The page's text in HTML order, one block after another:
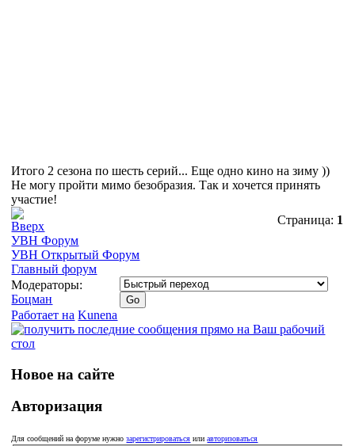
Итого 2 сезона по шесть серий... Еще одно кино на зиму))
Не могу пройти мимо безобразия. Так и хочется принять
участие!
Страница: 1
УВН Форум
УВН Открытый Форум
Главный форум
Модераторы:
Боцман
Работает на Kunena
Новое на сайте
Авторизация
Для сообщений на форуме нужнозарегистрироваться илиавторизоваться